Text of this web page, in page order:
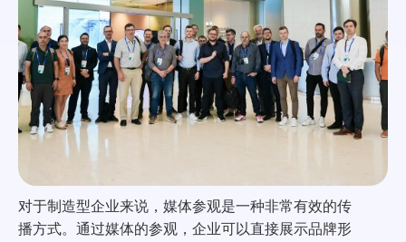
对于制造型企业来说，媒体参观是一种非常有效的传
播方式。通过媒体的参观，企业可以直接展示品牌形